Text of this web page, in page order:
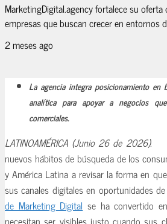
MarketingDigital.agency fortalece su oferta
empresas que buscan crecer en entornos
2 meses ago
La agencia integra posicionamiento en
analítica para apoyar a negocios
comerciales.
LATINOAMÉRICA (Junio 26 de
nuevos hábitos de búsqueda de los
y América Latina a revisar la forma en
sus canales digitales en oportunidades
de Marketing Digital se ha convertido
necesitan ser visibles justo cuando sus